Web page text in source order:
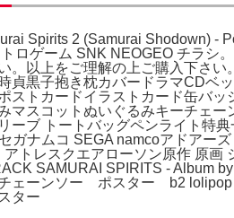
Spirits 2 (Samurai Shodown) -
ロゲーム SNK NEOGEO チラシ
。以上をご理解の上ご購入下さ
貞黒子抱き枕カバードラマCDベ
ストカードイラストカード缶バ
マスコットぬいぐるみキーチェ
ーブ トートバッグペンライト特
ガナムコ SEGA namcoアドアー
アトレスクエアローソン原作 原
SAMURAI SPIRITS - Album
ェーンソー ポスター b2
ター